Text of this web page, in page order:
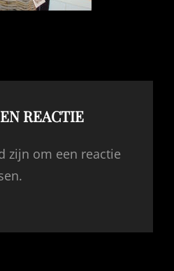
REACTIE
zijn om een reactie